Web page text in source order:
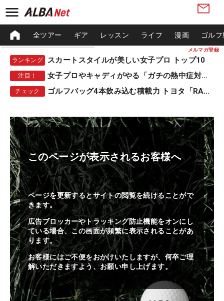
メルマガ登録
全ツアー ギア レッスン ライフ 漫画 ゴル
ランキング スカートスタイルが美しい女子プロ トップ10
注目！ 女子プロやキャディがやる「ガチの熱中症対策」
チェック ゴルフバッグ4本飲み込む積載力 トヨタ「RAV4」
このページが表示されるお客様へ
ページを更新するとサイトの閲覧を続けることがで
きます。
広告ブロッカーやトラッキング防止機能をオンにし
ている場合、この画面が頻繁に表示されることがあ
ります。
お客様にはご不便をおかけいたしますが、何卒ご理
解いただきますよう、お願い申し上げます。